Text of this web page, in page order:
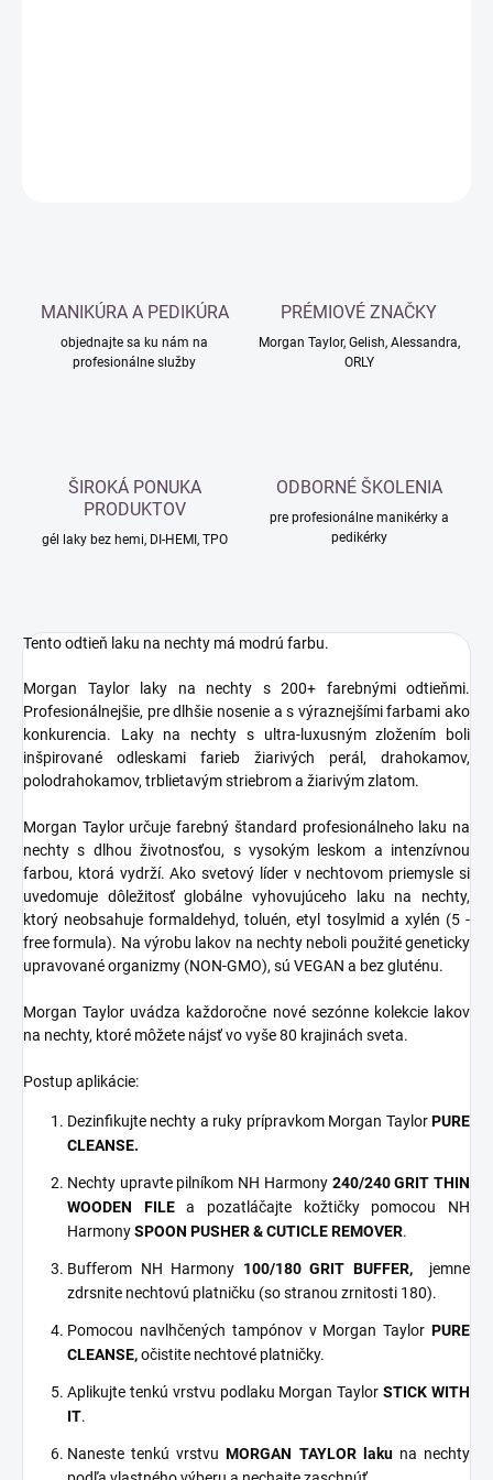
MANIKÚRA A PEDIKÚRA
objednajte sa ku nám na
profesionálne služby
PRÉMIOVÉ ZNAČKY
Morgan Taylor, Gelish, Alessandra,
ORLY
ŠIROKÁ PONUKA
PRODUKTOV
gél laky bez hemi, DI-HEMI, TPO
ODBORNÉ ŠKOLENIA
pre profesionálne manikérky a
pedikérky
Tento odtieň laku na nechty má modrú farbu.
Morgan Taylor laky na nechty s 200+ farebnými odtieňmi.
Profesionálnejšie, pre dlhšie nosenie a s výraznejšími farbami ako
konkurencia. Laky na nechty s ultra-luxusným zložením boli
inšpirované odleskami farieb žiarivých perál, drahokamov,
polodrahokamov, trblietavým striebrom a žiarivým zlatom.
Morgan Taylor určuje farebný štandard profesionálneho laku na
nechty s dlhou životnosťou, s vysokým leskom a intenzívnou
farbou, ktorá vydrží. Ako svetový líder v nechtovom priemysle si
uvedomuje dôležitosť globálne vyhovujúceho laku na nechty,
ktorý neobsahuje formaldehyd, toluén, etyl tosylmid a xylén (5 -
free formula). Na výrobu lakov na nechty neboli použité geneticky
upravované organizmy (NON-GMO), sú VEGAN a bez gluténu.
Morgan Taylor uvádza každoročne nové sezónne kolekcie lakov
na nechty, ktoré môžete nájsť vo vyše 80 krajinách sveta.
Postup aplikácie:
Dezinfikujte nechty a ruky prípravkom Morgan TaylorPURE
CLEANSE.
Nechty upravte pilníkom NH Harmony 240/240 GRIT THIN
WOODEN FILEa pozatláčajte kožtičky pomocou NH
HarmonySPOON PUSHER & CUTICLE REMOVER.
Bufferom NH Harmony 100/180 GRIT BUFFER,jemne
zdrsnite nechtovú platničku (so stranou zrnitosti 180).
Pomocou navlhčených tampónov v Morgan Taylor PURE
CLEANSE,očistite nechtové platničky.
Aplikujte tenkú vrstvu podlaku Morgan TaylorSTICK WITH
IT.
Naneste tenkú vrstvuMORGAN TAYLOR lakuna nechty